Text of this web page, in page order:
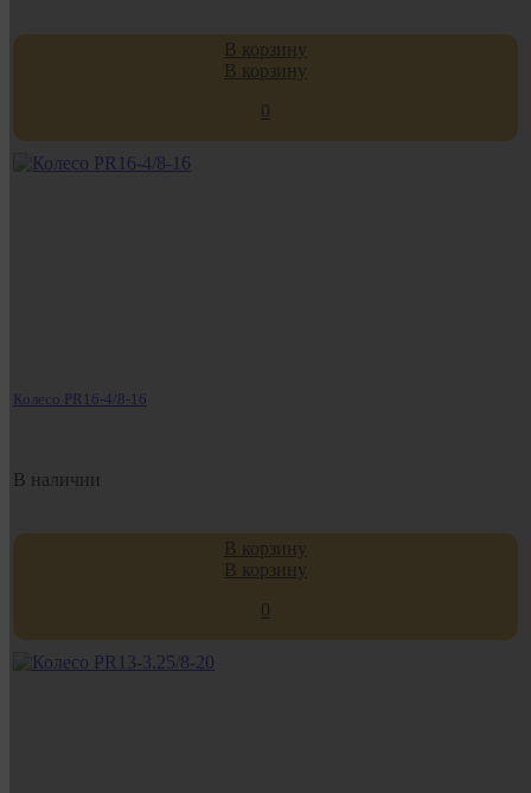
В корзину
В корзину
0
Колесо PR16-4/8-16
В наличии
В корзину
В корзину
0